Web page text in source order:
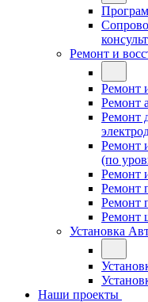
Ремонт и
Ремонт
Ремонт
Ремонт
Ремонт
(по
Ремонт
Ремонт
Ремонт
Ремонт
Установка
Наши проекты